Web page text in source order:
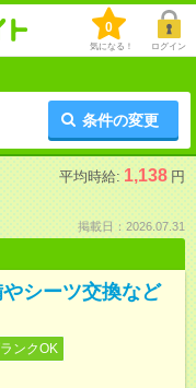
0
気になる！ ログイン
条件の変更
平均時給: 1,138 円
掲載日：2026.07.31
やシーツ交換など
ンクOK